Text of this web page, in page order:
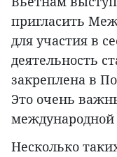
пригласить
для участия в
деятельность
закреплена в
Это очень
международной
Несколько